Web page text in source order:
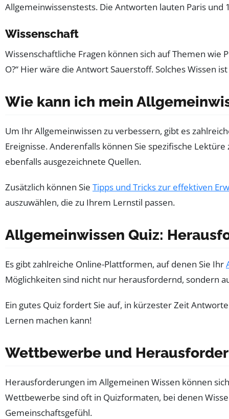
Allgemeinwissenstests. Die Antworten lauten Paris und
Wissenschaft
Wissenschaftliche Fragen können sich auf Themen wie
O?“ Hier wäre die Antwort Sauerstoff. Solches Wissen
Wie kann ich mein
Um Ihr Allgemeinwissen zu verbessern, gibt es
Ereignisse. Anderenfalls können Sie spezifische
ebenfalls ausgezeichnete Quellen.
Zusätzlich können Sie Tipps und Tricks zur effektiven
auszuwählen, die zu Ihrem Lernstil passen.
Allgemeinwissen Quiz:
Es gibt zahlreiche Online-Plattformen, auf denen Sie Ihr
Möglichkeiten sind nicht nur herausfordernd, sondern
Ein gutes Quiz fordert Sie auf, in kürzester Zeit
Lernen machen kann!
Wettbewerbe und
Herausforderungen im Allgemeinen Wissen können
Wettbewerbe sind oft in Quizformaten, bei denen
Gemeinschaftsgefühl.